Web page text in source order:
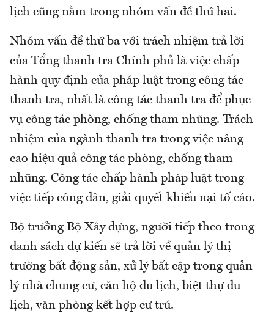
lịch cũng nằm trong nhóm vấn đề thứ hai.
Nhóm vấn đề thứ ba với trách nhiệm trả lời
của Tổng thanh tra Chính phủ là việc chấp
hành quy định của pháp luật trong công tác
thanh tra, nhất là công tác thanh tra để phục
vụ công tác phòng, chống tham nhũng. Trách
nhiệm của ngành thanh tra trong việc nâng
cao hiệu quả công tác phòng, chống tham
nhũng. Công tác chấp hành pháp luật trong
việc tiếp công dân, giải quyết khiếu nại tố cáo.
Bộ trưởng Bộ Xây dựng, người tiếp theo trong
danh sách dự kiến sẽ trả lời về quản lý thị
trường bất động sản, xử lý bất cập trong quản
lý nhà chung cư, căn hộ du lịch, biệt thự du
lịch, văn phòng kết hợp cư trú.